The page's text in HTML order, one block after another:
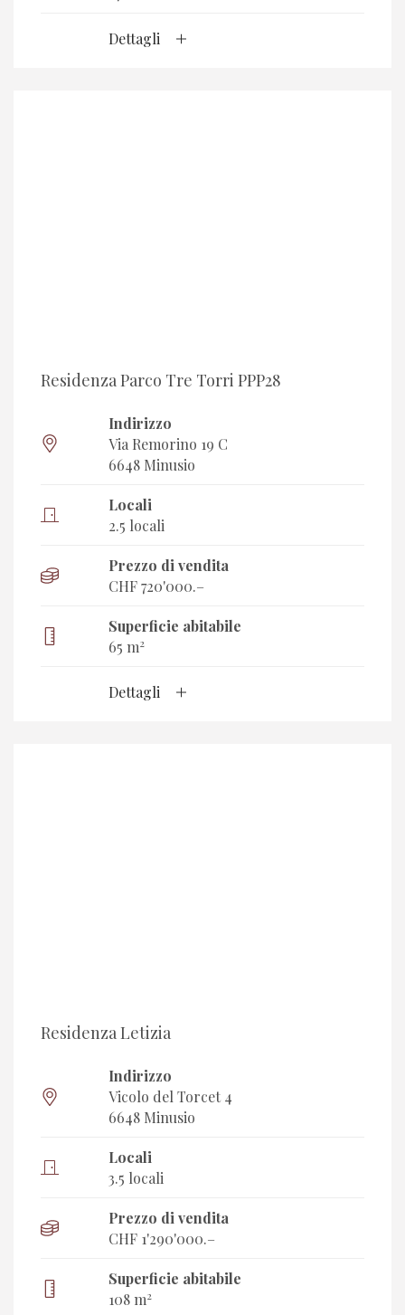
Dettagli
Residenza Parco Tre Torri PPP28
Indirizzo
Via Remorino 19 C
6648 Minusio
Locali
2.5 locali
Prezzo di vendita
CHF 720'000.–
Superficie abitabile
65 m2
Dettagli
Residenza Letizia
Indirizzo
Vicolo del Torcet 4
6648 Minusio
Locali
3.5 locali
Prezzo di vendita
CHF 1'290'000.–
Superficie abitabile
108 m2